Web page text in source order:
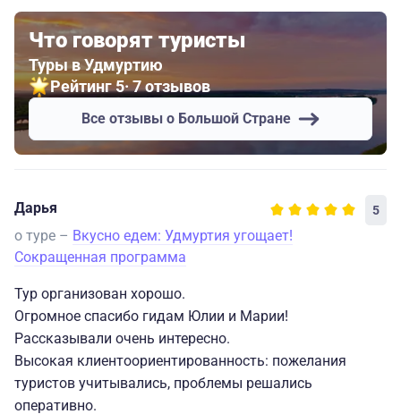
Что говорят туристы
Туры в Удмуртию
Рейтинг 5· 7 отзывов
Все отзывы о Большой Стране
Дарья 5
о туре – Вкусно едем: Удмуртия угощает!
Сокращенная программа
Тур организован хорошо.
Огромное спасибо гидам Юлии и Марии!
Рассказывали очень интересно.
Высокая клиентоориентированность: пожелания
туристов учитывались, проблемы решались
оперативно.